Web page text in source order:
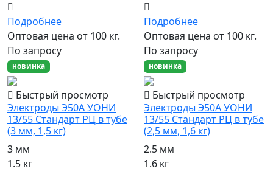
Подробнее
Оптовая цена от 100 кг.
По запросу
Подробнее
Оптовая цена от 100 кг.
По запросу
новинка
Быстрый просмотр
Электроды Э50А УОНИ
13/55 Стандарт РЦ в тубе
(3 мм, 1,5 кг)
3 мм
1.5 кг
новинка
Быстрый просмотр
Электроды Э50А УОНИ
13/55 Стандарт РЦ в тубе
(2,5 мм, 1,6 кг)
2.5 мм
1.6 кг